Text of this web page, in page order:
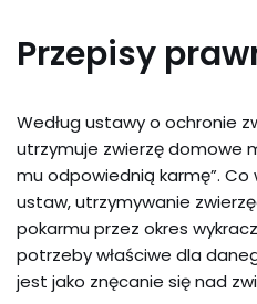
Przepisy
Według ustawy o ochronie
utrzymuje zwierzę domowe
mu odpowiednią karmę”.
ustaw, utrzymywanie
pokarmu przez okres
potrzeby właściwe dla
jest jako znęcanie się nad